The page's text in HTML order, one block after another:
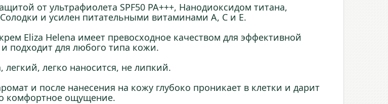
от ультрафиолета SPF50 PA+++, Нанодиоксидом титана,
и усилен питательными витаминами A, C и E.
Eliza Helena имеет превосходное качеством для эффективной
подходит для любого типа кожи.
легкий, легко наносится, не липкий.
и после нанесения на кожу глубоко проникает в клетки и дарит
комфортное ощущение.